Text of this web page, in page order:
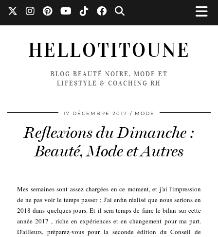
HELLOTITOUNE
BLOG BEAUTÉ NOIRE, MODE ET
LIFESTYLE & COACHING RH
17 DÉCEMBRE 2017 MODE
Reflexions du Dimanche :
Beauté, Mode et Autres
Mes semaines sont assez chargées en ce moment, et j'ai l'impression
de ne pas voir le temps passer ; J'ai enfin réalisé que nous serions en
2018 dans quelques jours. Et il sera temps de faire le bilan sur cette
année 2017 , riche en expériences et en changement pour ma part.
D'ailleurs, préparez-vous pour la seconde édition du Conseil de